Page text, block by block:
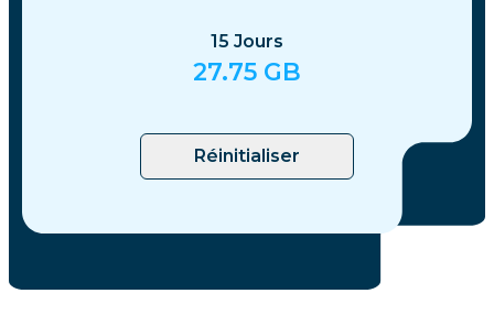
15 Jours
27.75 GB
Réinitialiser